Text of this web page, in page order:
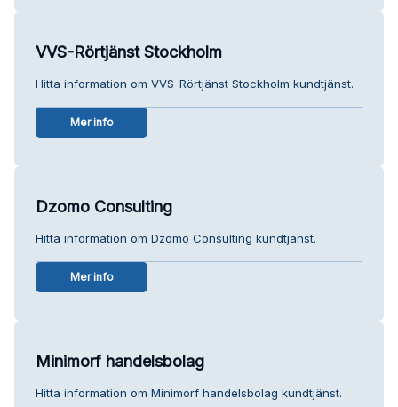
VVS-Rörtjänst Stockholm
Hitta information om VVS-Rörtjänst Stockholm kundtjänst.
Mer info
Dzomo Consulting
Hitta information om Dzomo Consulting kundtjänst.
Mer info
Minimorf handelsbolag
Hitta information om Minimorf handelsbolag kundtjänst.